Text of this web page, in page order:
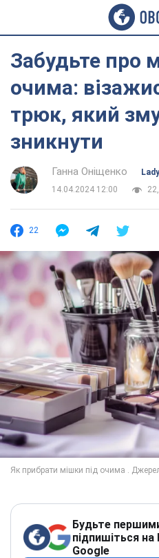
Забудьте про
очима:
трюк, який
зникнути
Ганна Оніщенко
14.04.2024 12:00
22
Будьте
підпишіться
Google